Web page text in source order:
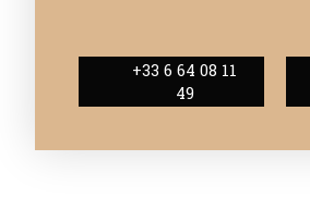
+33 6 64 08 11
49